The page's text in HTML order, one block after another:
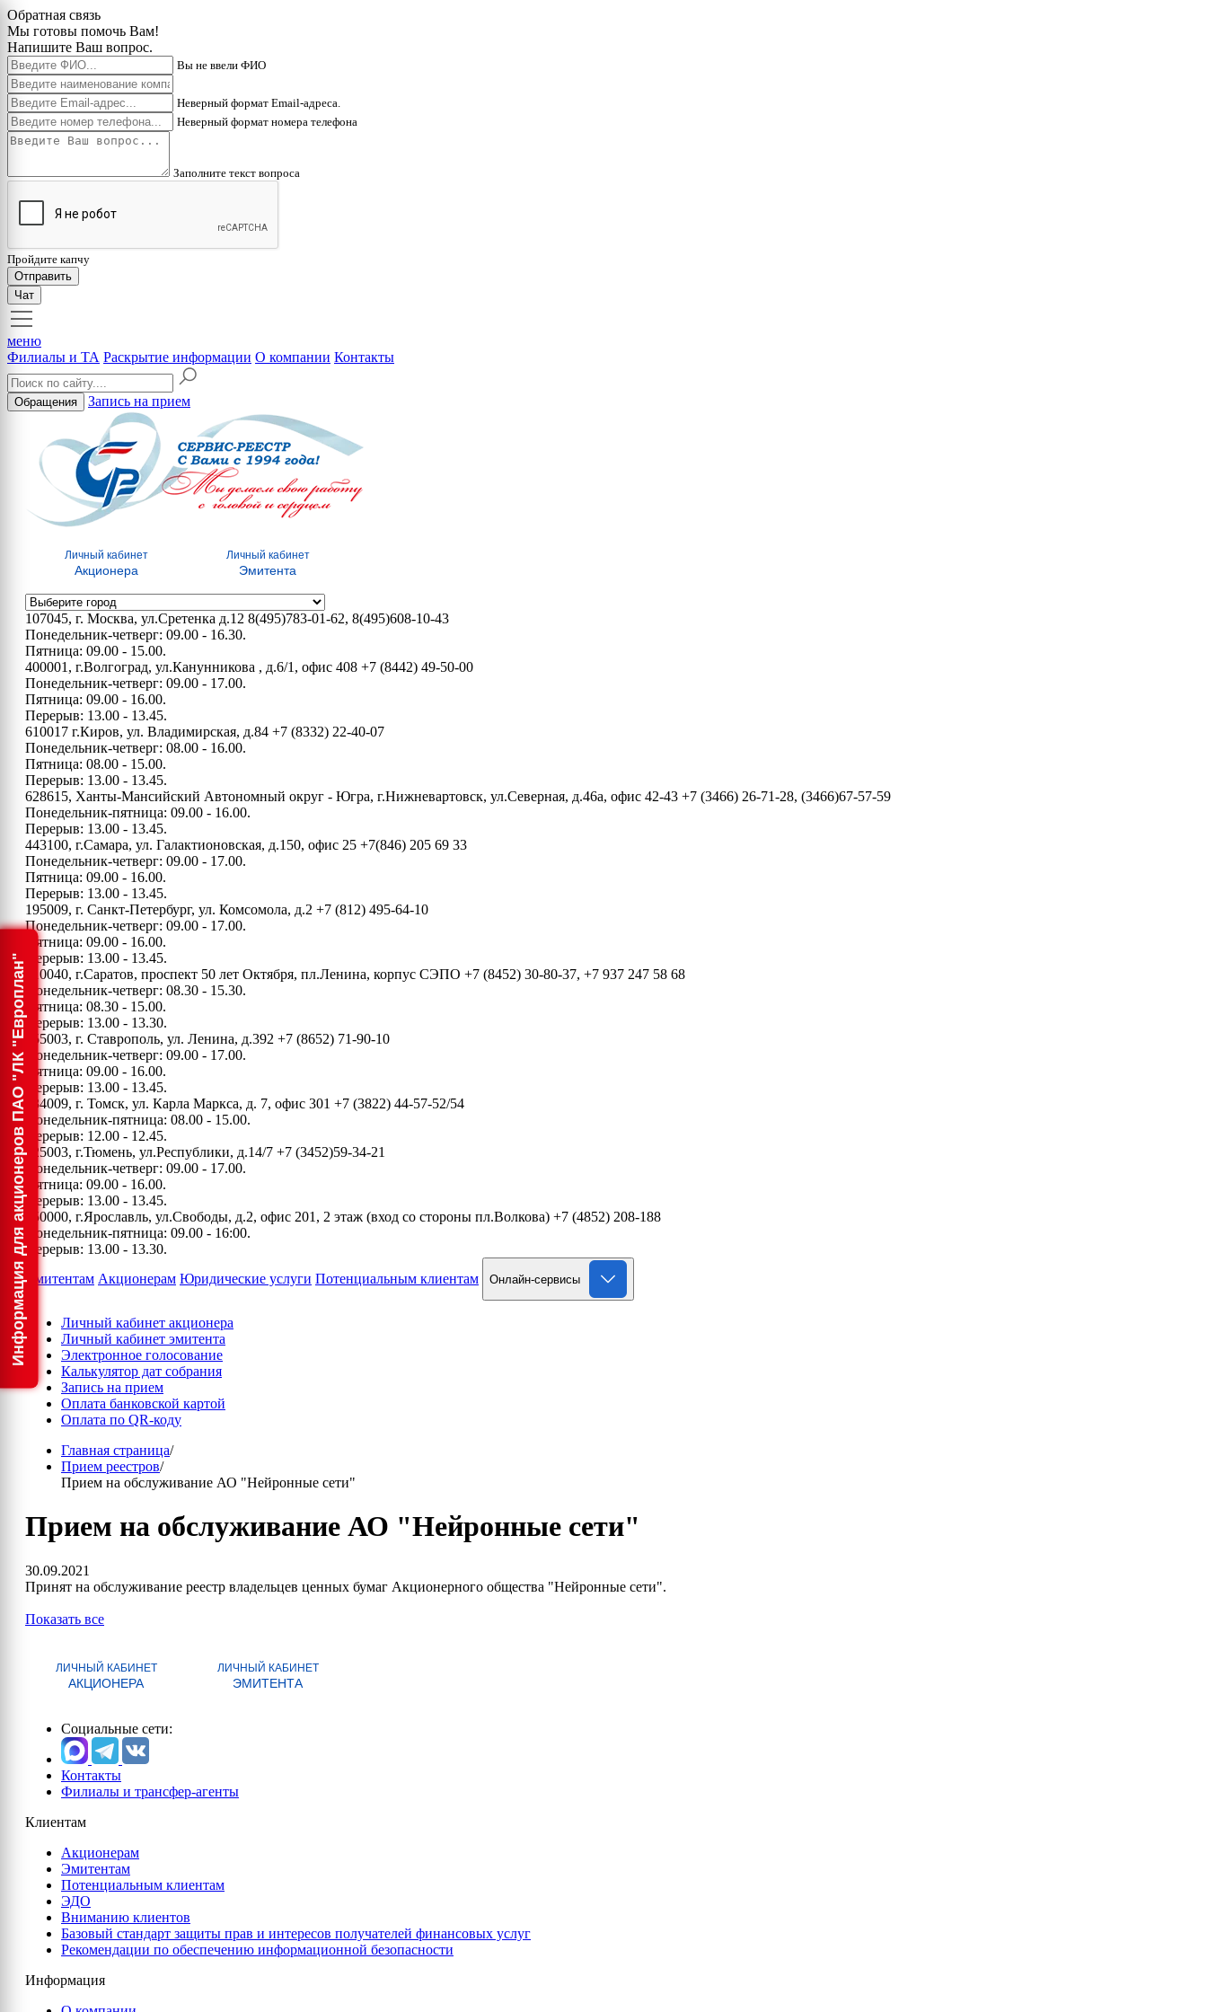
Обратная связь
Мы готовы помочь Вам!
Напишите Ваш вопрос.
Вы не ввели ФИО
Неверный формат Email-адреса.
Неверный формат номера телефона
Заполните текст вопроса
Пройдите капчу
Отправить
Чат
Информация для акционеров ПАО "ЛК "Европлан"
меню
Филиалы и ТА Раскрытие информации О компании Контакты
Обращения Запись на прием
Личный кабинет
Акционера
Личный кабинет
Эмитента
107045, г. Москва, ул.Сретенка д.12 8(495)783-01-62, 8(495)608-10-43
Понедельник-четверг: 09.00 - 16.30.
Пятница: 09.00 - 15.00.
400001, г.Волгоград, ул.Канунникова , д.6/1, офис 408 +7 (8442) 49-50-00
Понедельник-четверг: 09.00 - 17.00.
Пятница: 09.00 - 16.00.
Перерыв: 13.00 - 13.45.
610017 г.Киров, ул. Владимирская, д.84 +7 (8332) 22-40-07
Понедельник-четверг: 08.00 - 16.00.
Пятница: 08.00 - 15.00.
Перерыв: 13.00 - 13.45.
628615, Ханты-Мансийский Автономный округ - Югра, г.Нижневартовск, ул.Северная, д.46а, офис 42-43 +7 (3466) 26-71-28, (3466)67-57-59
Понедельник-пятница: 09.00 - 16.00.
Перерыв: 13.00 - 13.45.
443100, г.Самара, ул. Галактионовская, д.150, офис 25 +7(846) 205 69 33
Понедельник-четверг: 09.00 - 17.00.
Пятница: 09.00 - 16.00.
Перерыв: 13.00 - 13.45.
195009, г. Санкт-Петербург, ул. Комсомола, д.2 +7 (812) 495-64-10
Понедельник-четверг: 09.00 - 17.00.
Пятница: 09.00 - 16.00.
Перерыв: 13.00 - 13.45.
410040, г.Саратов, проспект 50 лет Октября, пл.Ленина, корпус СЭПО +7 (8452) 30-80-37, +7 937 247 58 68
Понедельник-четверг: 08.30 - 15.30.
Пятница: 08.30 - 15.00.
Перерыв: 13.00 - 13.30.
355003, г. Ставрополь, ул. Ленина, д.392 +7 (8652) 71-90-10
Понедельник-четверг: 09.00 - 17.00.
Пятница: 09.00 - 16.00.
Перерыв: 13.00 - 13.45.
634009, г. Томск, ул. Карла Маркса, д. 7, офис 301 +7 (3822) 44-57-52/54
Понедельник-пятница: 08.00 - 15.00.
Перерыв: 12.00 - 12.45.
625003, г.Тюмень, ул.Республики, д.14/7 +7 (3452)59-34-21
Понедельник-четверг: 09.00 - 17.00.
Пятница: 09.00 - 16.00.
Перерыв: 13.00 - 13.45.
150000, г.Ярославль, ул.Свободы, д.2, офис 201, 2 этаж (вход со стороны пл.Волкова) +7 (4852) 208-188
Понедельник-пятница: 09.00 - 16:00.
Перерыв: 13.00 - 13.30.
Эмитентам Акционерам Юридические услуги Потенциальным клиентам Онлайн-сервисы
Личный кабинет акционера
Личный кабинет эмитента
Электронное голосование
Калькулятор дат собрания
Запись на прием
Оплата банковской картой
Оплата по QR-коду
Главная страница/
Прием реестров/
Прием на обслуживание АО "Нейронные сети"
Прием на обслуживание АО "Нейронные сети"
30.09.2021
Принят на обслуживание реестр владельцев ценных бумаг Акционерного общества "Нейронные сети".
Показать все
ЛИЧНЫЙ КАБИНЕТ
АКЦИОНЕРА
ЛИЧНЫЙ КАБИНЕТ
ЭМИТЕНТА
Социальные сети:
Контакты
Филиалы и трансфер-агенты
Клиентам
Акционерам
Эмитентам
Потенциальным клиентам
ЭДО
Вниманию клиентов
Базовый стандарт защиты прав и интересов получателей финансовых услуг
Рекомендации по обеспечению информационной безопасности
Информация